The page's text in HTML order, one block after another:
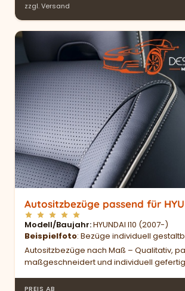
zzgl.Versand
Autositzbezüge passend für
Modell/Baujahr HYUNDAI I10 (2007-)
Beispielfoto: Bezüge individuell
Autositzbezüge nach Maß – Qualitativ,
maßgeschneidert und individuell
PREIS AB